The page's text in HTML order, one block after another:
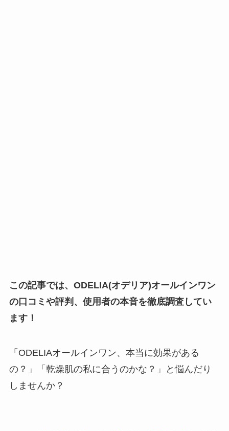
この記事では、ODELIA(オデリア)オールインワン
の口コミや評判、使用者の本音を徹底調査してい
ます！
「ODELIAオールインワン、本当に効果がある
の？」「乾燥肌の私に合うのかな？」と悩んだり
しませんか？